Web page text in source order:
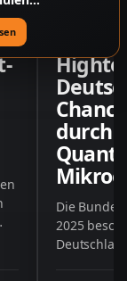
durch
Die
2025
schneller
können